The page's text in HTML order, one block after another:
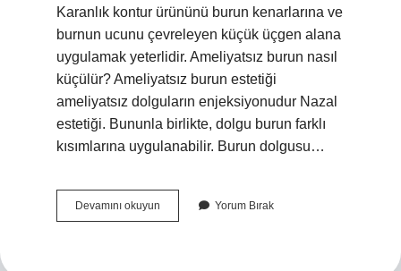
Karanlık kontur ürününü burun kenarlarına ve
burnun ucunu çevreleyen küçük üçgen alana
uygulamak yeterlidir. Ameliyatsız burun nasıl
küçülür? Ameliyatsız burun estetiği
ameliyatsız dolguların enjeksiyonudur Nazal
estetiği. Bununla birlikte, dolgu burun farklı
kısımlarına uygulanabilir. Burun dolgusu…
Devamını okuyun
Burun
Yorum Bırak